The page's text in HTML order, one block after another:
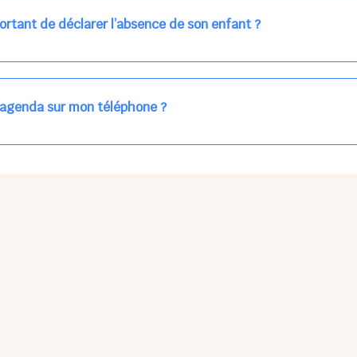
de déclarer l’absence de son enfant ?
enfants à accueillir, et ajuster les plannings au mieux.
car les repas sont commandés à l’avance.
sur mon téléphone ?
sur l'App Store ni Google Play car il s'agit d'une Web App,